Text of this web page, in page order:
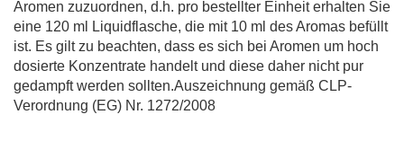
Aromen zuzuordnen, d.h. pro bestellter Einheit erhalten Sie
eine 120 ml Liquidflasche, die mit 10 ml des Aromas befüllt
ist. Es gilt zu beachten, dass es sich bei Aromen um hoch
dosierte Konzentrate handelt und diese daher nicht pur
gedampft werden sollten.Auszeichnung gemäß CLP-
Verordnung (EG) Nr. 1272/2008